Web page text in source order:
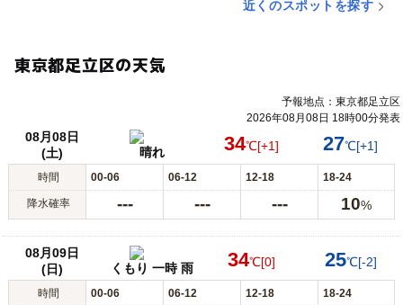
近くのスポットを探す
東京都足立区の天気
予報地点：東京都足立区
2026年08月08日 18時00分発表
08月08日
(土)
晴れ 34℃[+1] 27℃[+1]
時間 00-06 06-12 12-18 18-24
降水確率 --- --- --- 10%
08月09日
(日)
くもり 一時 雨 34℃[0] 25℃[-2]
時間 00-06 06-12 12-18 18-24